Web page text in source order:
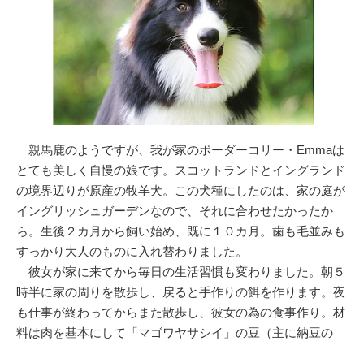
親馬鹿のようですが、我が家のボーダーコリー・Emmaは
とても美しく自慢の娘です。スコットランドとイングランド
の境界辺りが原産の牧羊犬。この犬種にしたのは、家の庭が
イングリッシュガーデンなので、それに合わせたかったか
ら。生後２カ月から飼い始め、既に１０カ月。歯も毛並みも
すっかり大人のものに入れ替わりました。
彼女が家に来てから毎日の生活習慣も変わりました。朝５
時半に家の周りを散歩し、戻ると手作りの餌を作ります。夜
も仕事が終わってからまた散歩し、彼女の為の食事作り。材
料は肉を基本にして「マゴワヤサシイ」の豆（主に納豆の